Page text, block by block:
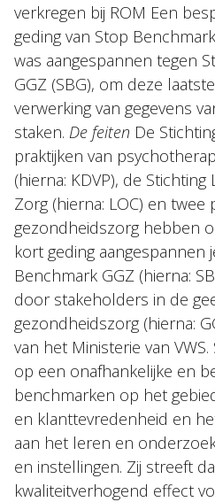
Over Holla
Onze mensen
Expertises
Topics
Internationaal
Nieuws
NL EN DE FR
verkregen bij ROM Een
geding van Stop
was aangespannen tegen
GGZ (SBG), om deze
verwerking van gegevens
staken. De feiten De
praktijken van
(hierna: KDVP), de Stichting
Zorg (hierna: LOC) en
gezondheidszorg hebben
kort geding aangespannen
Benchmark GGZ (hierna:
door stakeholders in de
gezondheidszorg (hierna:
van het Ministerie van
op een onafhankelijke en
benchmarken op het
en klanttevredenheid en
aan het leren en
en instellingen. Zij streeft
kwaliteitverhogend effect